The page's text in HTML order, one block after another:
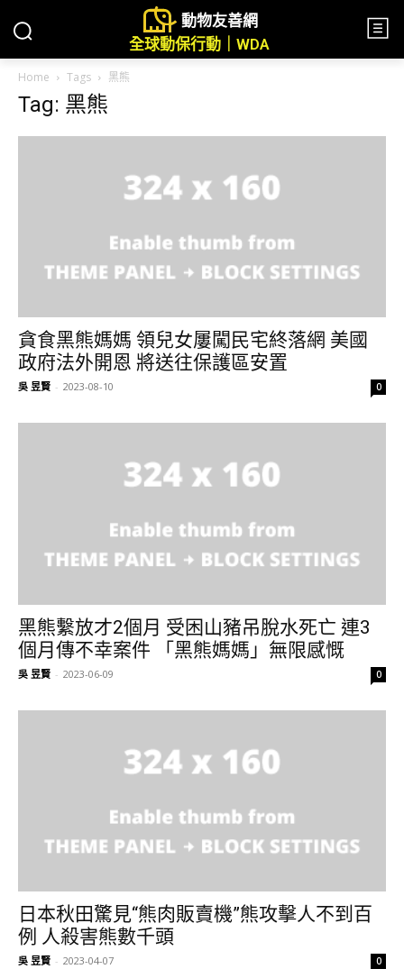
動物友善網
全球動保行動｜WDA
Home Tags 黑熊
Tag: 黑熊
貪食黑熊媽媽 領兒女屢闖民宅終落網 美國
政府法外開恩 將送往保護區安置
吳 昱賢 - 2023-08-10 0
黑熊繫放才2個月 受困山豬吊脫水死亡 連3
個月傳不幸案件 「黑熊媽媽」無限感慨
吳 昱賢 - 2023-06-09 0
日本秋田驚見“熊肉販賣機”熊攻擊人不到百
例 人殺害熊數千頭
吳 昱賢 - 2023-04-07 0